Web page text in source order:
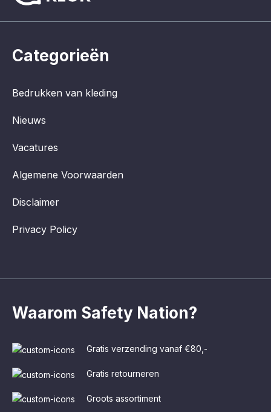
Waarom Safety Nation?
Gratis verzending vanaf €80,-
Gratis retourneren
Groots assortiment
Categorieën
Bedrukken van kleding
Nieuws
Vacatures
Algemene Voorwaarden
Disclaimer
Privacy Policy